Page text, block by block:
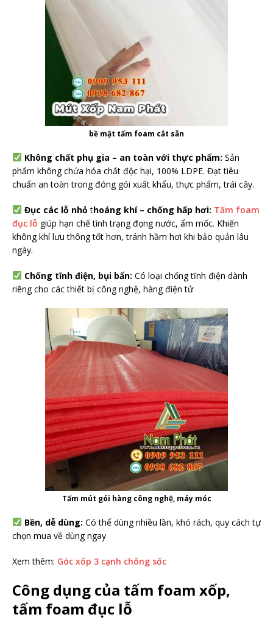
bề mặt tấm foam cắt sẵn
Không chất phụ gia – an toàn với thực phẩm: Sản
phẩm không chứa hóa chất độc hại, 100% LDPE. Đạt tiêu
chuẩn an toàn trong đóng gói xuất khẩu, thực phẩm, trái cây.
Đục các lỗ nhỏ thoáng khí – chống hấp hơi: Tấm foam
đục lỗ giúp hạn chế tình trạng đọng nước, ẩm mốc. Khiến
không khí lưu thông tốt hơn, tránh hầm hơi khi bảo quản lâu
ngày.
Chống tĩnh điện, bụi bẩn: Có loại chống tĩnh điện dành
riêng cho các thiết bị công nghệ, hàng điện tử
Tấm mút gói hàng công nghệ, máy móc
Bền, dễ dùng: Có thể dùng nhiều lần, khó rách, quy cách tự
chọn mua về dùng ngay
Xem thêm: Góc xốp 3 cạnh chống sốc
Công dụng của tấm foam xốp,
tấm foam đục lỗ